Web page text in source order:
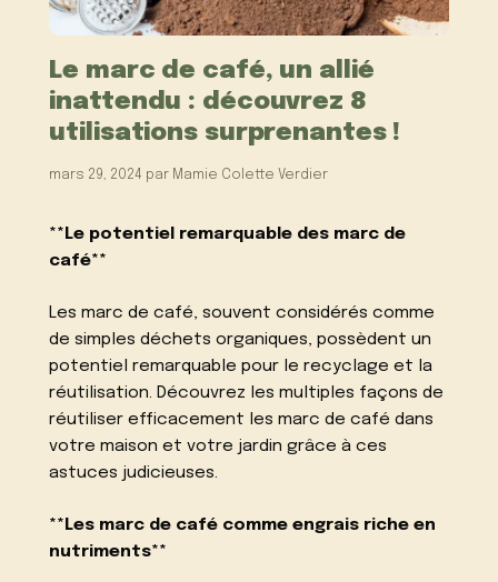
Le marc de café, un allié
inattendu : découvrez 8
utilisations surprenantes !
mars 29, 2024 par Mamie Colette Verdier
**Le potentiel remarquable des marc de
café**
Les marc de café, souvent considérés comme
de simples déchets organiques, possèdent un
potentiel remarquable pour le recyclage et la
réutilisation. Découvrez les multiples façons de
réutiliser efficacement les marc de café dans
votre maison et votre jardin grâce à ces
astuces judicieuses.
**Les marc de café comme engrais riche en
nutriments**